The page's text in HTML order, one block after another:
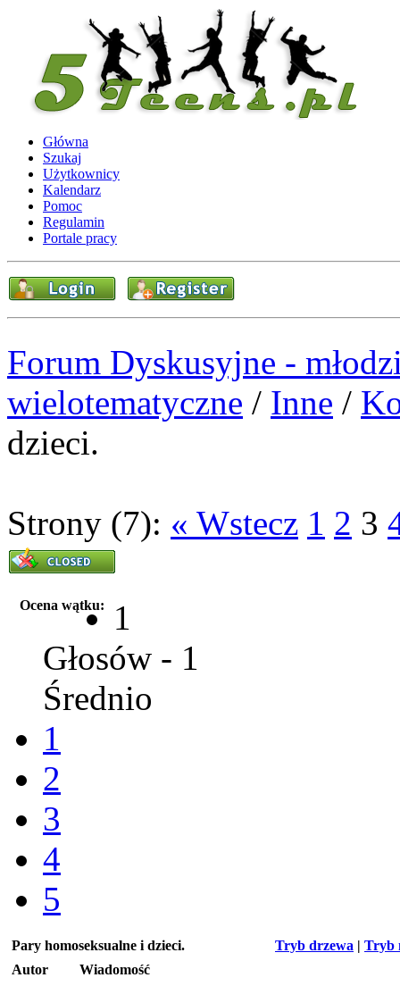
Główna
Szukaj
Użytkownicy
Kalendarz
Pomoc
Regulamin
Portale pracy
Forum Dyskusyjne -
wielotematyczne / Inne /
dzieci.
Strony (7): « Wstecz 1 2 3
Ocena wątku:
1
Głosów - 1
Średnio
1
2
3
4
5
Tryb drzewa | Tryb
Pary homoseksualne i dzieci.
Autor
Wiadomość